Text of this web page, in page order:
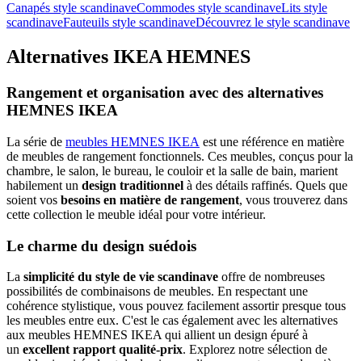
Canapés style scandinaveCommodes style scandinaveLits style
scandinaveFauteuils style scandinaveDécouvrez le style scandinave
Alternatives IKEA HEMNES
Rangement et organisation avec des alternatives
HEMNES IKEA
La série de meubles HEMNES IKEA est une référence en matière
de meubles de rangement fonctionnels. Ces meubles, conçus pour la
chambre, le salon, le bureau, le couloir et la salle de bain, marient
habilement un design traditionnel à des détails raffinés. Quels que
soient vos besoins en matière de rangement, vous trouverez dans
cette collection le meuble idéal pour votre intérieur.
Le charme du design suédois
La simplicité du style de vie scandinave offre de nombreuses
possibilités de combinaisons de meubles. En respectant une
cohérence stylistique, vous pouvez facilement assortir presque tous
les meubles entre eux. C'est le cas également avec les alternatives
aux meubles HEMNES IKEA qui allient un design épuré à
un excellent rapport qualité-prix. Explorez notre sélection de